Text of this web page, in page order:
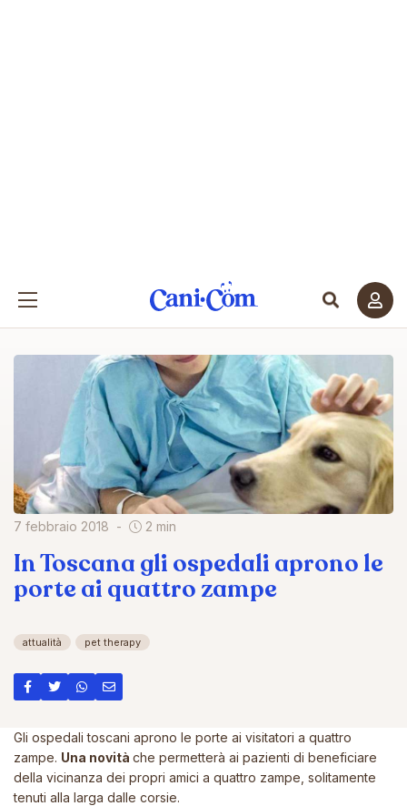
7 febbraio 2018 2 min
In Toscana gli ospedali aprono le
porte ai quattro zampe
attualità pet therapy
Gli ospedali toscani aprono le porte ai visitatori a quattro
zampe. Una novità che permetterà ai pazienti di beneficiare
della vicinanza dei propri amici a quattro zampe, solitamente
tenuti alla larga dalle corsie.